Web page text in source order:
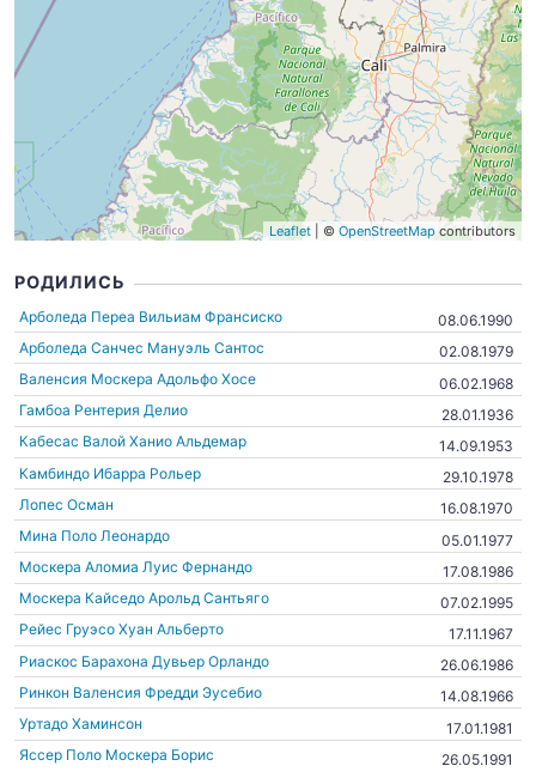
Leaflet | © OpenStreetMap contributors
РОДИЛИСЬ
Арболеда Переа Вильиам Франсиско
08.06.1990
Арболеда Санчес Мануэль Сантос
02.08.1979
Валенсия Москера Адольфо Хосе
06.02.1968
Гамбоа Рентерия Делио
28.01.1936
Кабесас Валой Ханио Альдемар
14.09.1953
Камбиндо Ибарра Рольер
29.10.1978
Лопес Осман
16.08.1970
Мина Поло Леонардо
05.01.1977
Москера Аломиа Луис Фернандо
17.08.1986
Москера Кайседо Арольд Сантьяго
07.02.1995
Рейес Груэсо Хуан Альберто
17.11.1967
Риаскос Барахона Дувьер Орландо
26.06.1986
Ринкон Валенсия Фредди Эусебио
14.08.1966
Уртадо Хаминсон
17.01.1981
Яссер Поло Москера Борис
26.05.1991